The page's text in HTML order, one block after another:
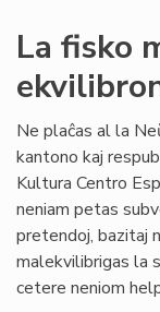
La fisko
Ne plaĉas al la
kantono kaj
Kultura Centro
neniam petas
pretendoj, bazitaj
malekvilibrigas la
cetere neniom